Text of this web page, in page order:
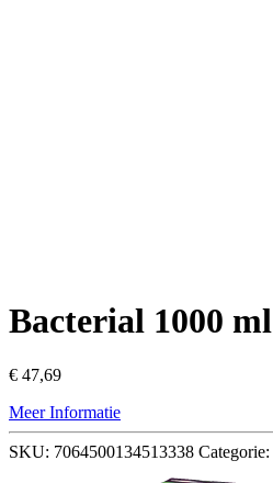
Bacterial 1000 ml
€ 47,69
Meer Informatie
SKU: 7064500134513338 Categorie: